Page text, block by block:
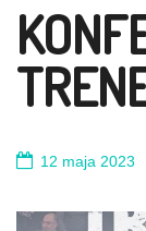
12 maja 2023